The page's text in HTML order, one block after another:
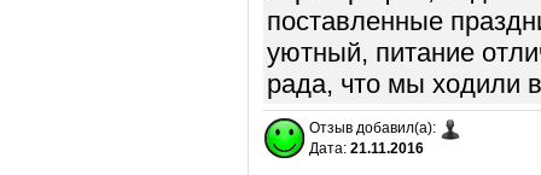
поставленные
уютный, питание
рада, что мы ходили
Отзыв добавил(а):
Дата: 21.11.2016